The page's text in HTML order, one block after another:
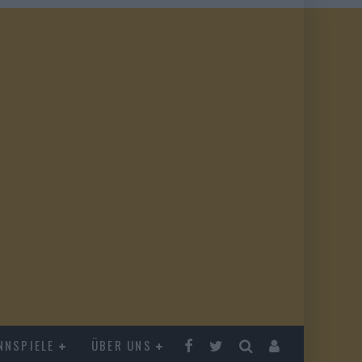
ÜBER UNS